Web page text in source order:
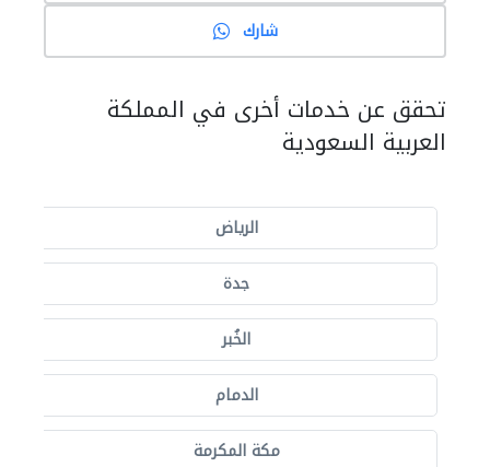
شارك
تحقق عن خدمات أخرى في المملكة
العربية السعودية
الرياض
جدة
الخُبر
الدمام
مكة المكرمة